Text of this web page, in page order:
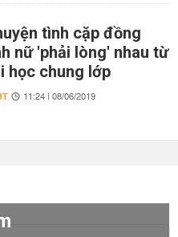
tình cặp đồng
nữ 'phải lòng' nhau từ
học chung lớp
11:24 | 08/06/2019